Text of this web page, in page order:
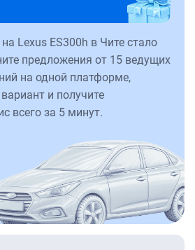
Lexus ES300h в Чите стало
предложения от 15 ведущих
на одной платформе,
и получите
всего за 5 минут.